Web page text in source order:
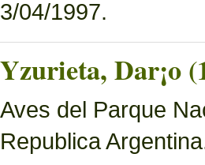
3/04/1997.
Yzurieta, Dar¡o
Aves del Parque
Republica